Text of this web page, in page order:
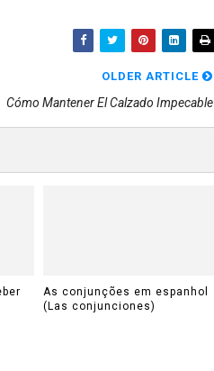
OLDER ARTICLE
Cómo Mantener El Calzado Impecable
As conjunções em espanhol
(Las conjunciones)